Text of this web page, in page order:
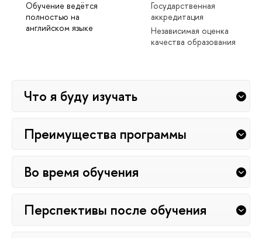
Обучение ведётся
полностью на
английском языке
Государственная
аккредитация
Независимая оценка
качества образования
Что я буду изучать
Преимущества программы
Во время обучения
Перспективы после обучения